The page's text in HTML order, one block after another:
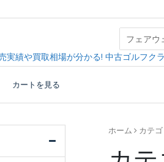
Market dev
ゴルフマーケット
実績や買取相場が分かる! 中古ゴルフク
カートを見る
ホーム カテ